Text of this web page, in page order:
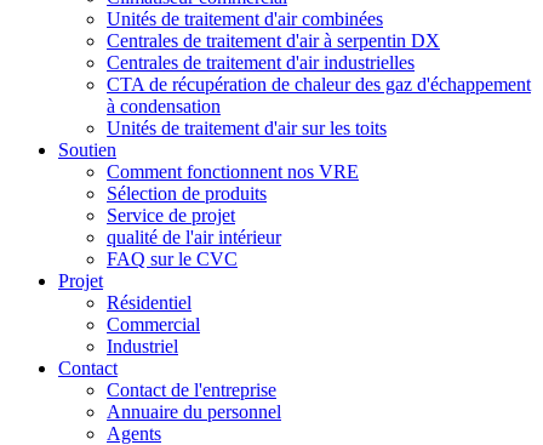
Unités de traitement d'air combinées
Centrales de traitement d'air à serpentin DX
Centrales de traitement d'air industrielles
CTA de récupération de chaleur des gaz d'échappement
à condensation
Unités de traitement d'air sur les toits
Soutien
Comment fonctionnent nos VRE
Sélection de produits
Service de projet
qualité de l'air intérieur
FAQ sur le CVC
Projet
Résidentiel
Commercial
Industriel
Contact
Contact de l'entreprise
Annuaire du personnel
Agents